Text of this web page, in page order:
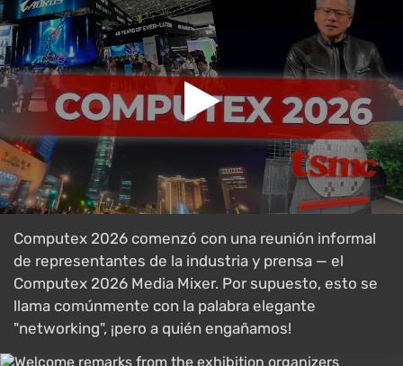
Computex 2026 comenzó con una reunión informal
de representantes de la industria y prensa — el
Computex 2026 Media Mixer. Por supuesto, esto se
llama comúnmente con la palabra elegante
"networking", ¡pero a quién engañamos!